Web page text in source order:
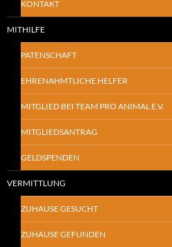
KONTAKT
MITHILFE
PATENSCHAFT
EHRENAHMTLICHE HELFER
MITGLIED BEI TEAM PRO ANIMAL E.V.
MITGLIEDSANTRAG
GELDSPENDEN
VERMITTLUNG
ZUHAUSE GESUCHT
ZUHAUSE GEFUNDEN